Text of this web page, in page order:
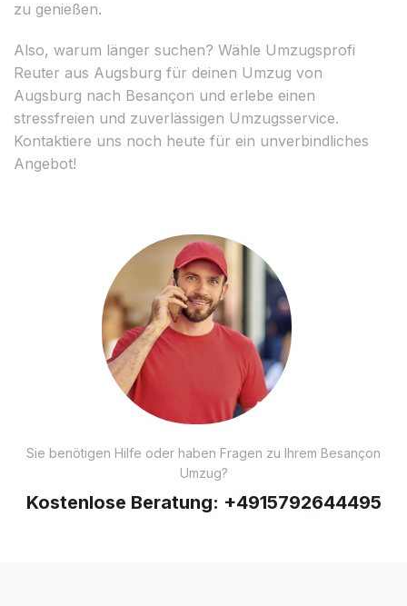
zu genießen.
Also, warum länger suchen? Wähle Umzugsprofi
Reuter aus Augsburg für deinen Umzug von
Augsburg nach Besançon und erlebe einen
stressfreien und zuverlässigen Umzugsservice.
Kontaktiere uns noch heute für ein unverbindliches
Angebot!
Sie benötigen Hilfe oder haben Fragen zu Ihrem Besançon
Umzug?
Kostenlose Beratung: +4915792644495